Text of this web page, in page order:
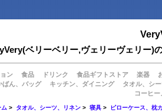
ベリーベリー,ヴェリーヴェリー)
ン 食品 ドリンク 食品ギフトストア 楽器
ばん、バッグ キッチン、ダイニング
タオル、シ
コーヒ
ム > タオル、シーツ、リネン >寝具 >
ピローケース、枕